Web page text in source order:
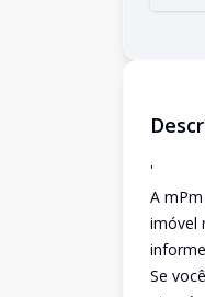
'
A
imóvel
Se